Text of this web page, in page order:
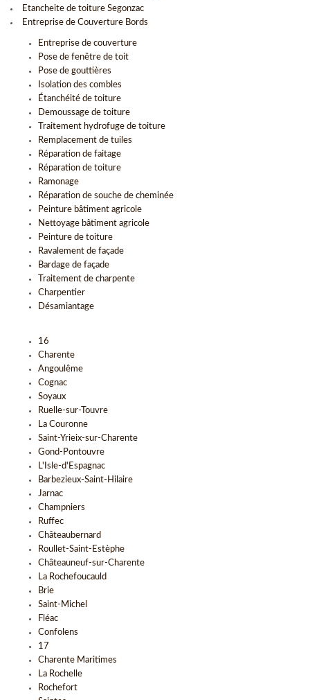
Etancheite de toiture Segonzac
Entreprise de Couverture Bords
Entreprise de couverture
Pose de fenêtre de toit
Pose de gouttières
Isolation des combles
Étanchéité de toiture
Demoussage de toiture
Traitement hydrofuge de toiture
Remplacement de tuiles
Réparation de faitage
Réparation de toiture
Ramonage
Réparation de souche de cheminée
Peinture bâtiment agricole
Nettoyage bâtiment agricole
Peinture de toiture
Ravalement de façade
Bardage de façade
Traitement de charpente
Charpentier
Désamiantage
16
Charente
Angoulême
Cognac
Soyaux
Ruelle-sur-Touvre
La Couronne
Saint-Yrieix-sur-Charente
Gond-Pontouvre
L'Isle-d'Espagnac
Barbezieux-Saint-Hilaire
Jarnac
Champniers
Ruffec
Châteaubernard
Roullet-Saint-Estèphe
Châteauneuf-sur-Charente
La Rochefoucauld
Brie
Saint-Michel
Fléac
Confolens
17
Charente Maritimes
La Rochelle
Rochefort